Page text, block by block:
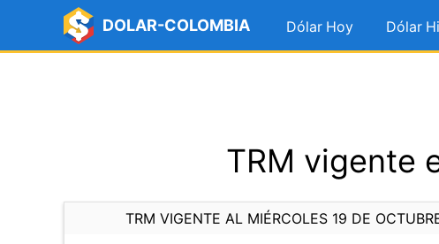
DOLAR-COLOMBIA Dólar Hoy Dólar
TRM vigente
TRM VIGENTE AL MIÉRCOLES 19 DE